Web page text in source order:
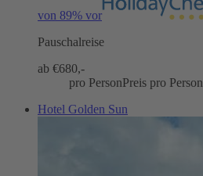
von 89% vor
Pauschalreise
ab €680,-
pro PersonPreis pro Person
Hotel Golden Sun